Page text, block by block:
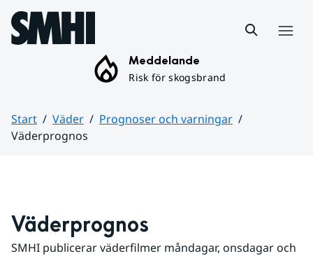
Hoppa till sidans innehåll
Meddelande
Risk för skogsbrand
Start Väder
Prognoser och varningar
Väderprognos
Väderprognos
SMHI publicerar väderfilmer måndagar, onsdagar och